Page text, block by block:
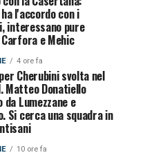
l'accordo con i
interessano pure
e Mehic
4 ore fa
Cherubini svolta nel
Matteo Donatiello
Lumezzane e
Si cerca una squadra in
10 ore fa